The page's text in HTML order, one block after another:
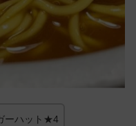
ーハット★4